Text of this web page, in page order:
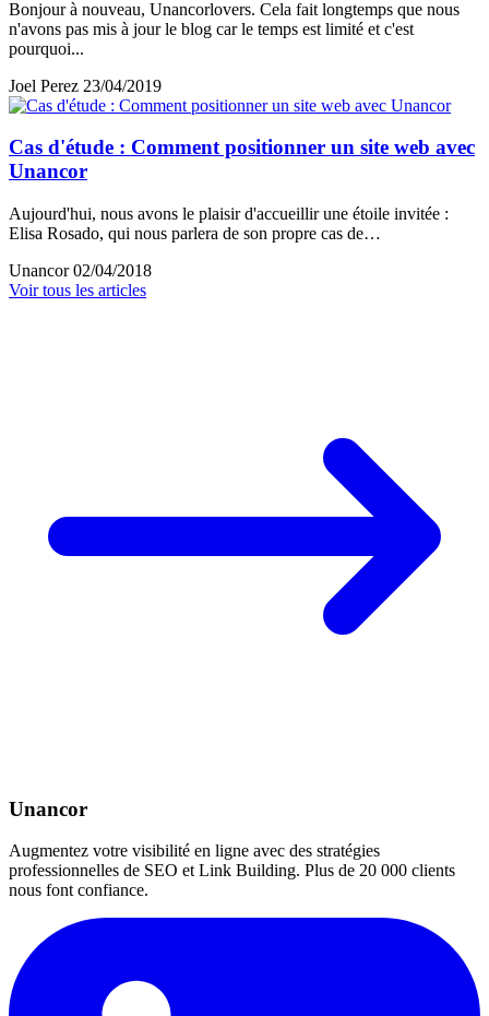
Bonjour à nouveau, Unancorlovers. Cela fait longtemps que nous
n'avons pas mis à jour le blog car le temps est limité et c'est
pourquoi...
Joel Perez 23/04/2019
Cas d'étude : Comment positionner un site web avec
Unancor
Aujourd'hui, nous avons le plaisir d'accueillir une étoile invitée :
Elisa Rosado, qui nous parlera de son propre cas de…
Unancor 02/04/2018
Voir tous les articles
Unancor
Augmentez votre visibilité en ligne avec des stratégies
professionnelles de SEO et Link Building. Plus de 20 000 clients
nous font confiance.